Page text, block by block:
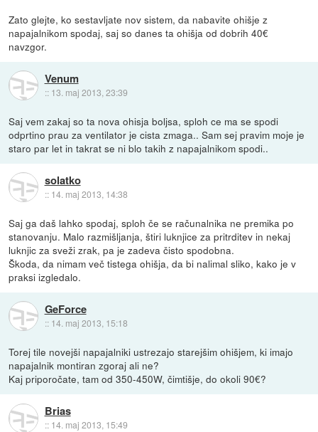
Zato glejte, ko sestavljate nov sistem, da nabavite ohišje z
napajalnikom spodaj, saj so danes ta ohišja od dobrih 40€
navzgor.
Venum
:: 13. maj 2013, 23:39
Saj vem zakaj so ta nova ohisja boljsa, sploh ce ma se spodi
odprtino prau za ventilator je cista zmaga.. Sam sej pravim moje je
staro par let in takrat se ni blo takih z napajalnikom spodi..
solatko
:: 14. maj 2013, 14:38
Saj ga daš lahko spodaj, sploh če se računalnika ne premika po
stanovanju. Malo razmišljanja, štiri luknjice za pritrditev in nekaj
luknjic za sveži zrak, pa je zadeva čisto spodobna.
Škoda, da nimam več tistega ohišja, da bi nalimal sliko, kako je v
praksi izgledalo.
GeForce
:: 14. maj 2013, 15:18
Torej tile novejši napajalniki ustrezajo starejšim ohišjem, ki imajo
napajalnik montiran zgoraj ali ne?
Kaj priporočate, tam od 350-450W, čimtišje, do okoli 90€?
Brias
:: 14. maj 2013, 15:49